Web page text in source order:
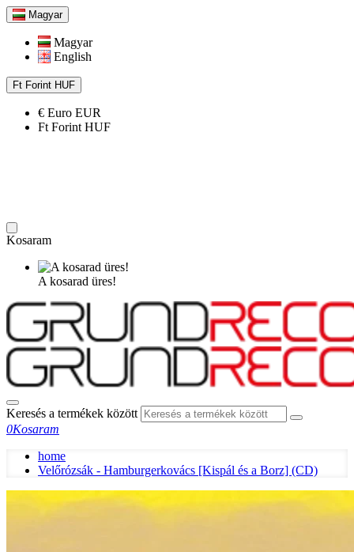
Magyar
Magyar
English
Ft Forint HUF
€ Euro EUR
Ft Forint HUF
Kosaram
A kosarad üres!
Keresés a termékek között
0Kosaram
home
Velőrózsák - Hamburgerkovács [Kispál és a Borz] (CD)